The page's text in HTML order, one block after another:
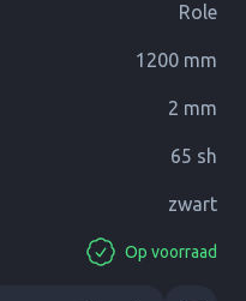
Role
1200 mm
2 mm
65 sh
zwart
Op voorraad